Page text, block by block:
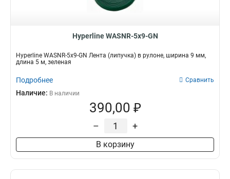
Hyperline WASNR-5x9-GN
Hyperline WASNR-5x9-GN Лента (липучка) в рулоне, ширина 9 мм,
длина 5 м, зеленая
Подробнее Сравнить
Наличие: В наличии
390,00 ₽
– +
В корзину